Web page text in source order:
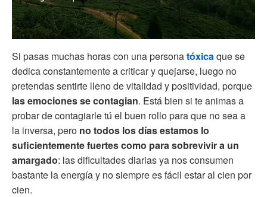
Si pasas muchas horas con una personatóxicaque se
dedica constantemente a criticar y quejarse, luego no
pretendas sentirte lleno de vitalidad y positividad, porque
las emociones se contagian. Está bien si te animas a
probar de contagiarle tú el buen rollo para que no sea a
la inversa, pero no todos los días estamos lo
suficientemente fuertes como para sobrevivir a un
amargado: las dificultades diarias ya nos consumen
bastante la energía y no siempre es fácil estar al cien por
cien.